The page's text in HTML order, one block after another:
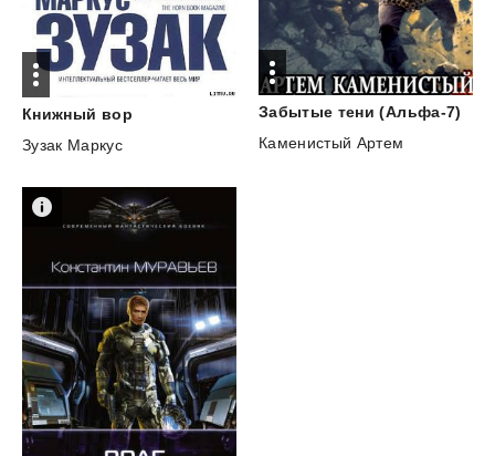
Книжный вор
Зузак Маркус
Забытые тени (Альфа-7)
Каменистый Артем